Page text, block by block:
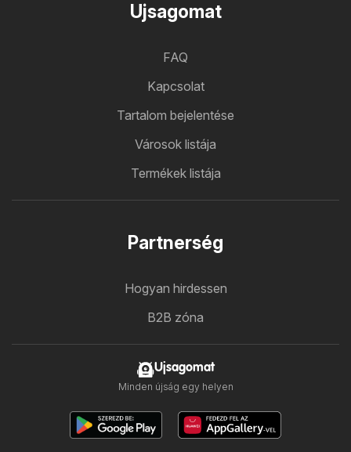
Ujsagomat
FAQ
Kapcsolat
Tartalom bejelentése
Városok listája
Termékek listája
Partnerség
Hogyan hirdessen
B2B zóna
Ujsagomat
Minden újság egy helyen